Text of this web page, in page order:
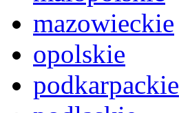
mazowieckie
opolskie
podkarpackie